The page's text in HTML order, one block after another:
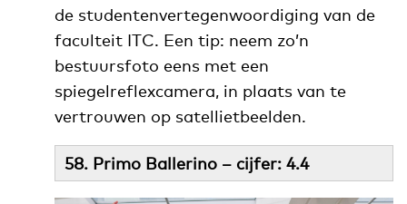
de studentenvertegenwoordiging van de
faculteit ITC. Een tip: neem zo’n
bestuursfoto eens met een
spiegelreflexcamera, in plaats van te
vertrouwen op satellietbeelden.
58. Primo Ballerino – cijfer: 4.4